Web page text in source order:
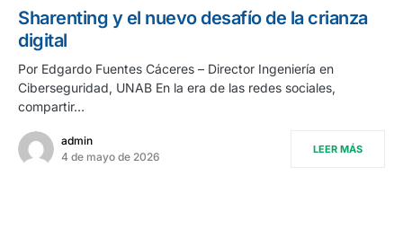
Sharenting y el nuevo desafío de la crianza
digital
Por Edgardo Fuentes Cáceres – Director Ingeniería en
Ciberseguridad, UNAB En la era de las redes sociales,
compartir…
admin
4 de mayo de 2026
LEER MÁS